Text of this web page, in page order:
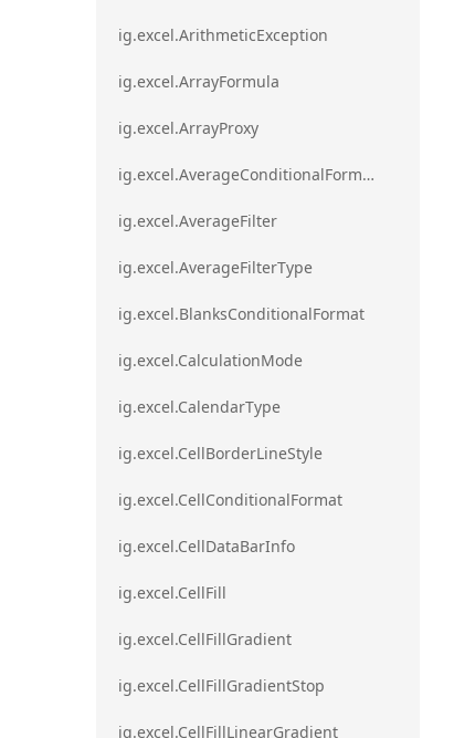
ig.excel.ArithmeticException
ig.excel.ArrayFormula
ig.excel.ArrayProxy
ig.excel.AverageConditionalFormat
ig.excel.AverageFilter
ig.excel.AverageFilterType
ig.excel.BlanksConditionalFormat
ig.excel.CalculationMode
ig.excel.CalendarType
ig.excel.CellBorderLineStyle
ig.excel.CellConditionalFormat
ig.excel.CellDataBarInfo
ig.excel.CellFill
ig.excel.CellFillGradient
ig.excel.CellFillGradientStop
ig.excel.CellFillLinearGradient